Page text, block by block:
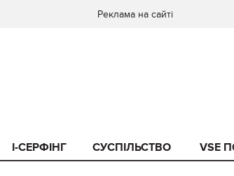
Реклама на сайті
I-СЕРФІНГ СУСПІЛЬСТВО VSE